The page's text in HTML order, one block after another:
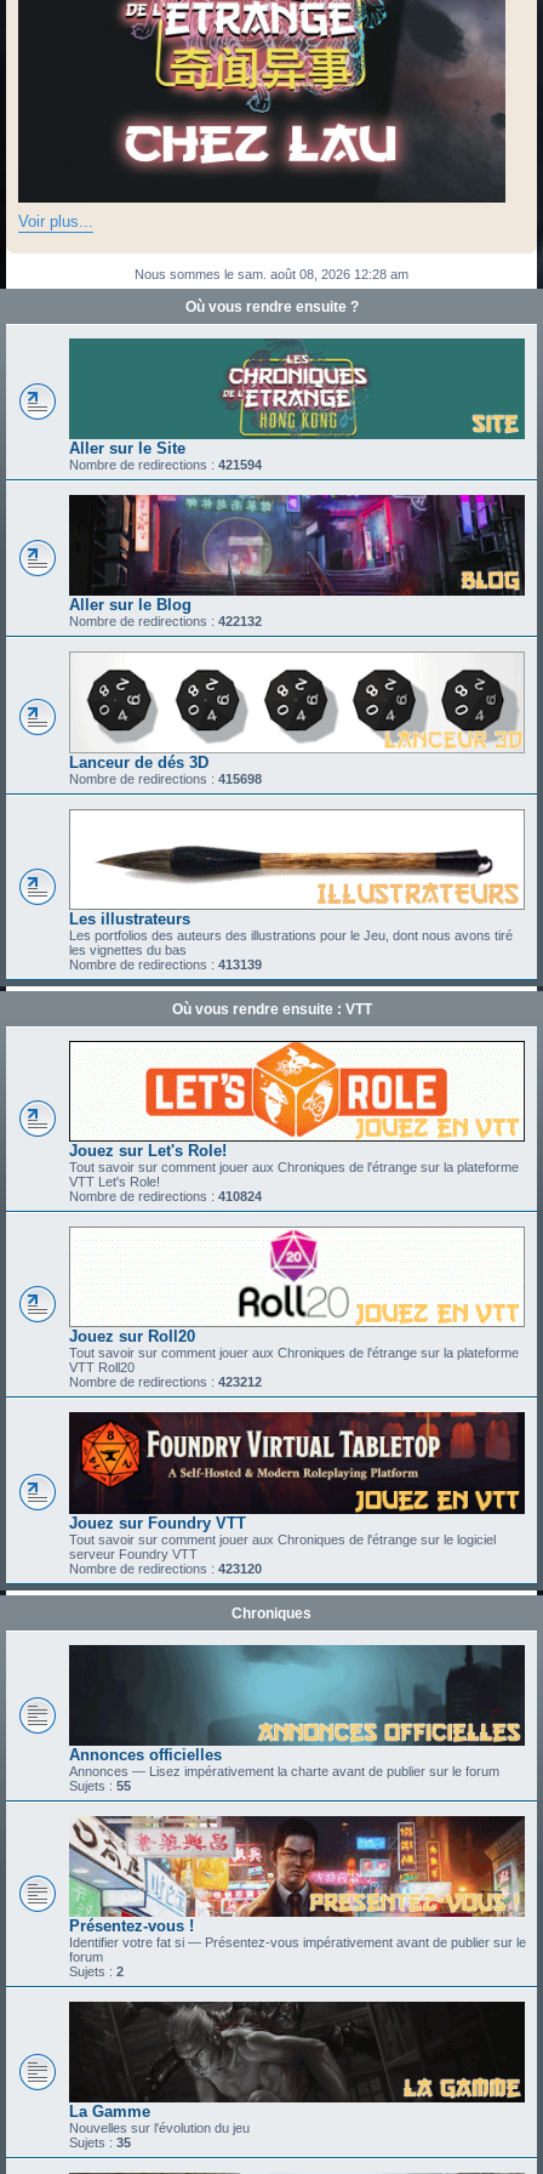
Voir plus...
Nous sommes le sam. août 08, 2026 12:28 am
Où vous rendre ensuite ?
Aller sur le Site
Nombre de redirections : 421594
Aller sur le Blog
Nombre de redirections : 422132
Lanceur de dés 3D
Nombre de redirections : 415698
Les illustrateurs
Les portfolios des auteurs des illustrations pour le Jeu, dont nous avons tiré
les vignettes du bas
Nombre de redirections : 413139
Où vous rendre ensuite : VTT
Jouez sur Let's Role!
Tout savoir sur comment jouer aux Chroniques de l'étrange sur la plateforme
VTT Let's Role!
Nombre de redirections : 410824
Jouez sur Roll20
Tout savoir sur comment jouer aux Chroniques de l'étrange sur la plateforme
VTT Roll20
Nombre de redirections : 423212
Jouez sur Foundry VTT
Tout savoir sur comment jouer aux Chroniques de l'étrange sur le logiciel
serveur Foundry VTT
Nombre de redirections : 423120
Chroniques
Annonces officielles
Annonces — Lisez impérativement la charte avant de publier sur le forum
Sujets : 55
Présentez-vous !
Identifier votre fat si — Présentez-vous impérativement avant de publier sur le
forum
Sujets : 2
La Gamme
Nouvelles sur l'évolution du jeu
Sujets : 35